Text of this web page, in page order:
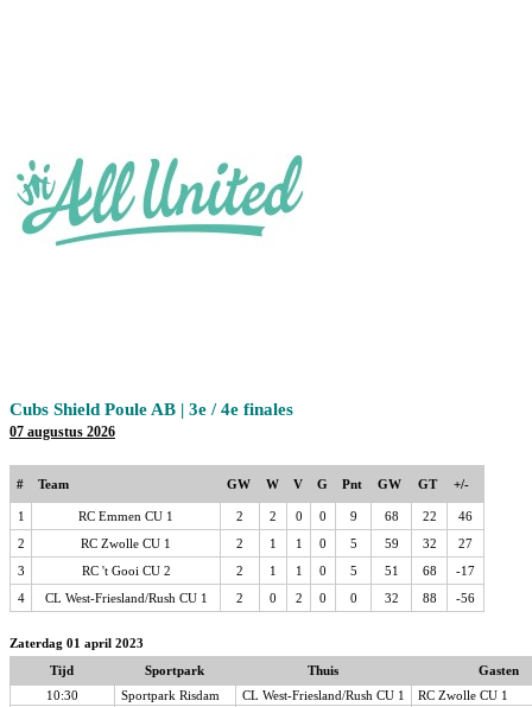
Cubs Shield Poule AB | 3e / 4e finales
07 augustus 2026
# Team GW W V G Pnt GW GT +/-
1 RC Emmen CU 1 2 2 0 0 9 68 22
46
2
RC Zwolle CU 1 2 1 1 0 5 59 32
27
3
RC 't Gooi CU 2 2 1 1 0 5 51 68
-17
4
CL West-Friesland/Rush CU 1 2 0 2 0 0 32 88 -56
Zaterdag 01 april 2023
Tijd
Sportpark Thuis
Gasten
10:30
Sportpark Risdam CL West-Friesland/Rush CU 1
RC Zwolle CU 1